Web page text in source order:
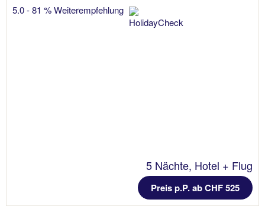
5.0 - 81 % Weiterempfehlung
5 Nächte, Hotel + Flug
Preis p.P. ab CHF 525